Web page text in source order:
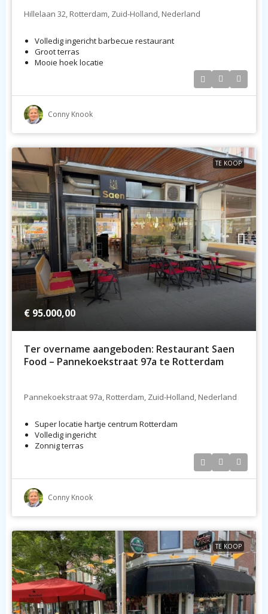
Hillelaan 32, Rotterdam, Zuid-Holland, Nederland
Volledig ingericht barbecue restaurant
Groot terras
Mooie hoek locatie
Conny Knook
TE KOOP
€ 95.000,00
Ter overname aangeboden: Restaurant Saen
Food – Pannekoekstraat 97a te Rotterdam
Pannekoekstraat 97a, Rotterdam, Zuid-Holland, Nederland
Super locatie hartje centrum Rotterdam
Volledig ingericht
Zonnig terras
Conny Knook
TE KOOP